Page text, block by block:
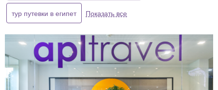
тур путевки в египет Показать все